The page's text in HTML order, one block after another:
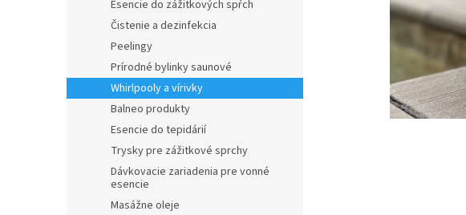
Esencie do zážitkových spŕch
Čistenie a dezinfekcia
Peelingy
Prírodné bylinky saunové
Whirlpooly a vírivky
Balneo produkty
Esencie do tepidárií
Trysky pre zážitkové sprchy
Dávkovacie zariadenia pre vonné
esencie
Masážne oleje